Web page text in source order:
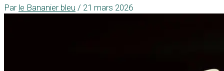
Par le Bananier bleu / 21 mars 2026